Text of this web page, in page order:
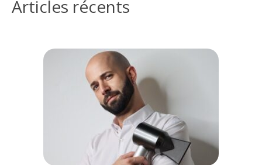
Articles récents